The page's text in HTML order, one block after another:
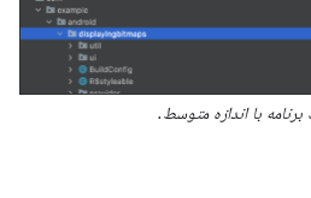
با اندازه متوسط.